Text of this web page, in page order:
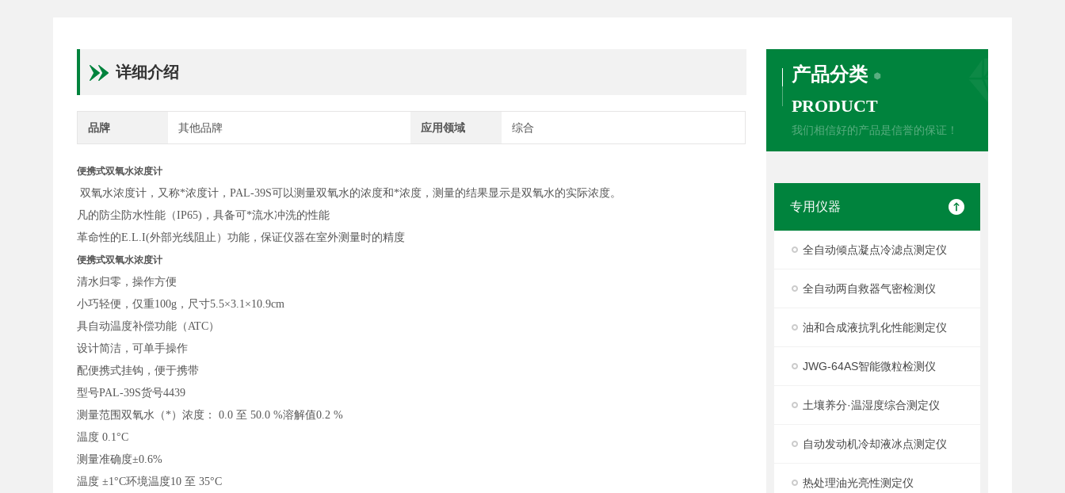
产品分类
PRODUCT
我们相信好的产品是信誉的保证！
专用仪器
全自动倾点凝点冷滤点测定仪
全自动两自救器气密检测仪
油和合成液抗乳化性能测定仪
JWG-64AS智能微粒检测仪
土壤养分·温湿度综合测定仪
自动发动机冷却液冰点测定仪
热处理油光亮性测定仪
详细介绍
品牌 其他品牌 应用领域 综合
便携式双氧水浓度计
双氧水浓度计，又称*浓度计，PAL-39S可以测量双氧水的浓度和*浓度，测量的结果显示是双氧水的实际浓度。
凡的防尘防水性能（IP65)，具备可*流水冲洗的性能
革命性的E.L.I(外部光线阻止）功能，保证仪器在室外测量时的精度
便携式双氧水浓度计
清水归零，操作方便
小巧轻便，仅重100g，尺寸5.5×3.1×10.9cm
具自动温度补偿功能（ATC）
设计简洁，可单手操作
配便携式挂钩，便于携带
型号PAL-39S货号4439
测量范围双氧水（*）浓度： 0.0 至 50.0 %溶解值0.2 %
温度 0.1°C
测量准确度±0.6%
温度 ±1°C环境温度10 至 35°C